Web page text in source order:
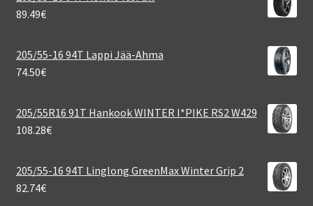
89.49€
205/55-16 94T Lappi Jää-Ahma
74.50€
205/55R16 91T Hankook WINTER I*PIKE RS2 W429
108.28€
205/55-16 94T Linglong GreenMax Winter Grip 2
82.74€